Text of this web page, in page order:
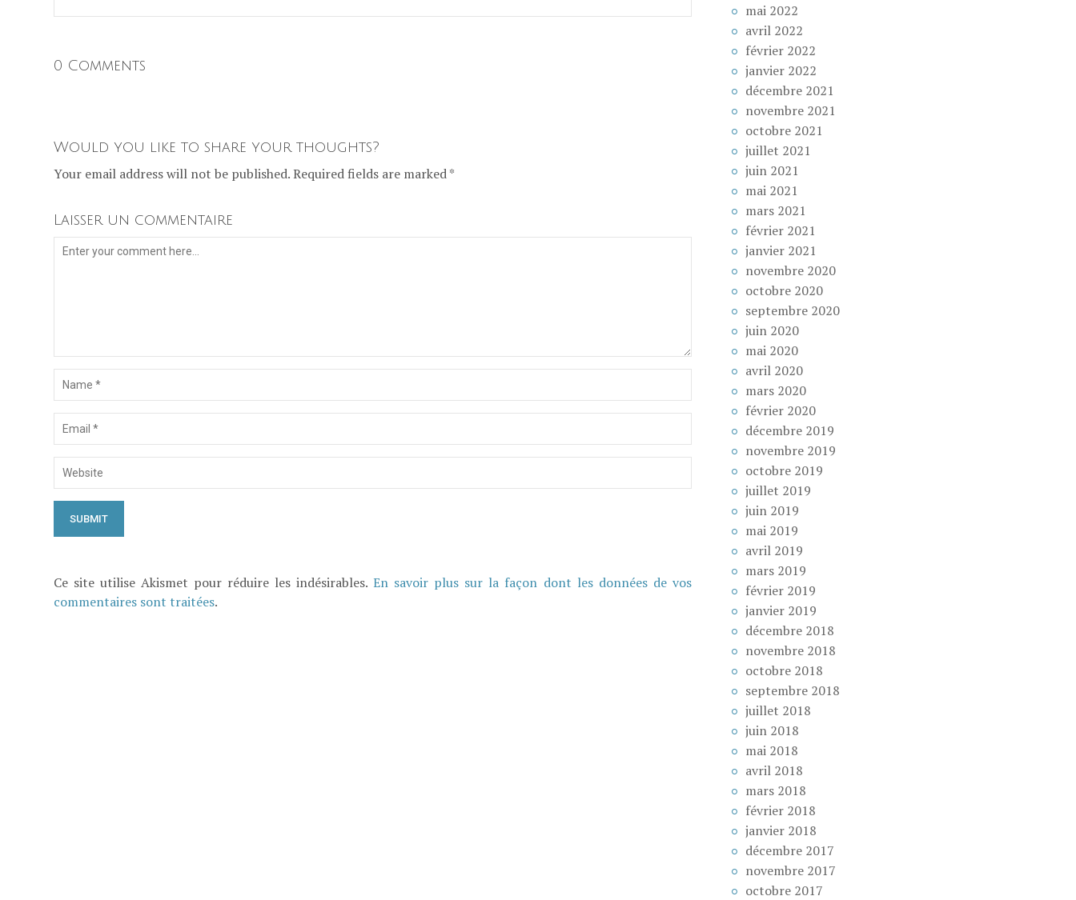
0 Comments
Would you like to share your thoughts?
Your email address will not be published. Required fields are marked *
Laisser un commentaire
Ce site utilise Akismet pour réduire les indésirables.En savoir plus sur la façon dont les données de vos
commentaires sont traitées.
mai 2022
avril 2022
février 2022
janvier 2022
décembre 2021
novembre 2021
octobre 2021
juillet 2021
juin 2021
mai 2021
mars 2021
février 2021
janvier 2021
novembre 2020
octobre 2020
septembre 2020
juin 2020
mai 2020
avril 2020
mars 2020
février 2020
décembre 2019
novembre 2019
octobre 2019
juillet 2019
juin 2019
mai 2019
avril 2019
mars 2019
février 2019
janvier 2019
décembre 2018
novembre 2018
octobre 2018
septembre 2018
juillet 2018
juin 2018
mai 2018
avril 2018
mars 2018
février 2018
janvier 2018
décembre 2017
novembre 2017
octobre 2017